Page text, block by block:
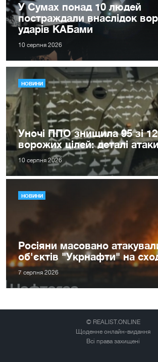
У Сумах понад 10 людей
постраждали внаслідок
ударів КАБами
10 серпня 2026
НОВИНИ
Уночі ППО знищила 95 зі
ворожих цілей: деталі
10 серпня 2026
НОВИНИ
Росіяни масовано
об'єктів "Укрнафти" на
7 серпня 2026
© REALIST.ONLINE
Щоденне онлайн-видання
Всі права захищені